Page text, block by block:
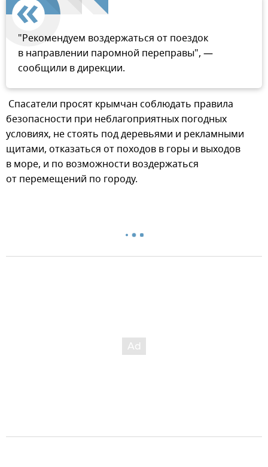
"Рекомендуем воздержаться от поездок
в направлении паромной переправы", —
сообщили в дирекции.
Спасатели просят крымчан соблюдать правила
безопасности при неблагоприятных погодных
условиях, не стоять под деревьями и рекламными
щитами, отказаться от походов в горы и выходов
в море, и по возможности воздержаться
от перемещений по городу.